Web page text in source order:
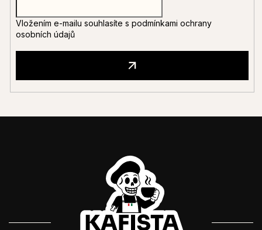
Vložením e-mailu souhlasíte s podmínkami ochrany
osobních údajů